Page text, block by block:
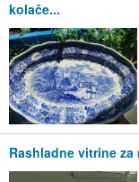
kolače...
Rashladne vitrine